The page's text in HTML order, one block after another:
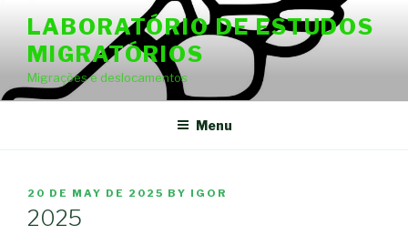
content
LABORATÓRIO DE ESTUDOS
MIGRATÓRIOS
Migrações e deslocamentos
Menu
POSTED
ON
20 DE MAY DE 2025 BY IGOR
2025